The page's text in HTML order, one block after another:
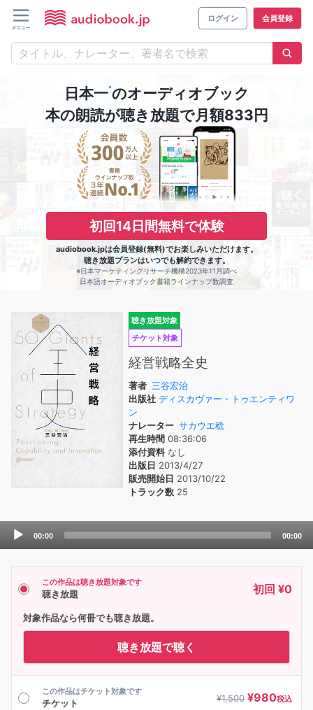
ログイン 会員登録
日本一※のオーディオブック
本の朗読が聴き放題で月額833円
初回14日間無料で体験
audiobook.jpは会員登録(無料)でお楽しみいただけます。
聴き放題プランはいつでも解約できます。
※日本マーケティングリサーチ機構2023年11月調べ
日本語オーディオブック書籍ラインナップ数調査
聴き放題対象
チケット対象
経営戦略全史
著者 三谷宏治
出版社 ディスカヴァー・トゥエンティワ
ン
ナレーター サカウエ稔
再生時間 08:36:06
添付資料なし
出版日 2013/4/27
販売開始日 2013/10/22
トラック数 25
Audio
00:00 00:00
この作品は聴き放題対象です
聴き放題 初回 ¥0
対象作品なら何冊でも聴き放題。
聴き放題で聴く
この作品はチケット対象です
チケット ¥1,500 ¥980税込